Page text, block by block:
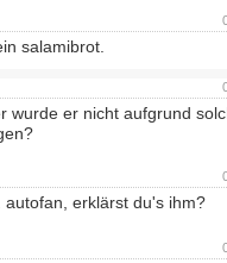
salamibrot.
wurde er nicht aufgrund
erklärst du's ihm?